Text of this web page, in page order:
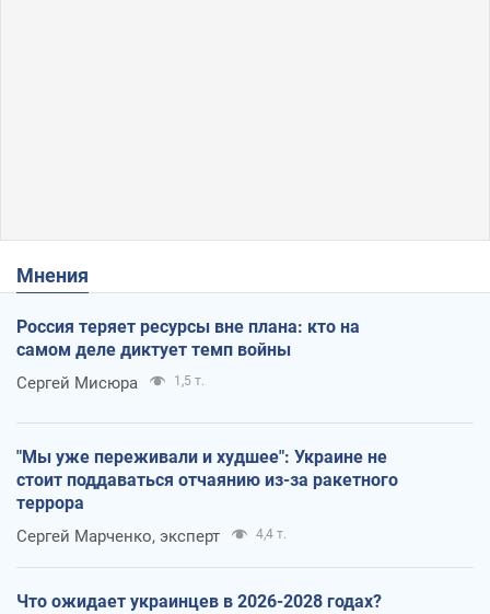
Мнения
Россия теряет ресурсы вне плана: кто на
самом деле диктует темп войны
Сергей Мисюра 1,5 т.
"Мы уже переживали и худшее": Украине не
стоит поддаваться отчаянию из-за ракетного
террора
Сергей Марченко, эксперт 4,4 т.
Что ожидает украинцев в 2026-2028 годах?